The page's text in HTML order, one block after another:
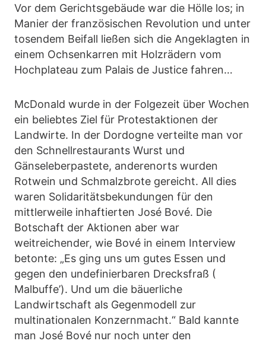
Vor dem Gerichtsgebäude war die Hölle los; in
Manier der französischen Revolution und unter
tosendem Beifall ließen sich die Angeklagten in
einem Ochsenkarren mit Holzrädern vom
Hochplateau zum Palais de Justice fahren…
McDonald wurde in der Folgezeit über Wochen
ein beliebtes Ziel für Protestaktionen der
Landwirte. In der Dordogne verteilte man vor
den Schnellrestaurants Wurst und
Gänseleberpastete, anderenorts wurden
Rotwein und Schmalzbrote gereicht. All dies
waren Solidaritätsbekundungen für den
mittlerweile inhaftierten José Bové. Die
Botschaft der Aktionen aber war
weitreichender, wie Bové in einem Interview
betonte: „Es ging uns um gutes Essen und
gegen den undefinierbaren Drecksfraß (
Malbuffe’). Und um die bäuerliche
Landwirtschaft als Gegenmodell zur
multinationalen Konzernmacht.“ Bald kannte
man José Bové nur noch unter den